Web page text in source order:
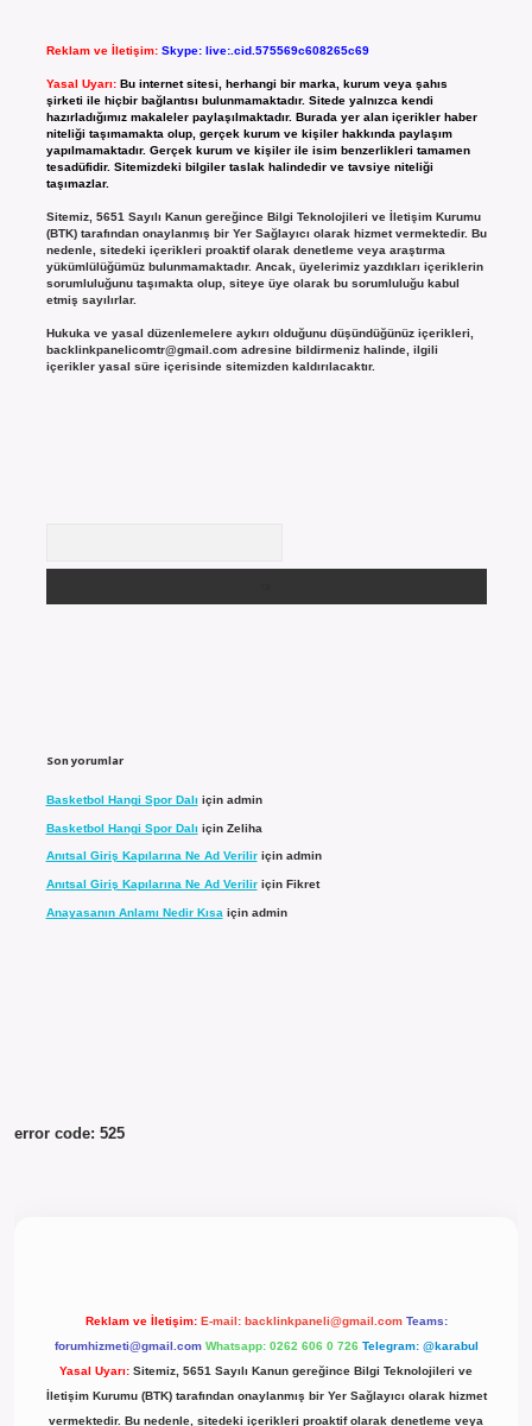
Reklam ve İletişim: Skype: live:.cid.575569c608265c69
Yasal Uyarı: Bu internet sitesi, herhangi bir marka, kurum veya şahıs
şirketi ile hiçbir bağlantısı bulunmamaktadır. Sitede yalnızca kendi
hazırladığımız makaleler paylaşılmaktadır. Burada yer alan içerikler haber
niteliği taşımamakta olup, gerçek kurum ve kişiler hakkında paylaşım
yapılmamaktadır. Gerçek kurum ve kişiler ile isim benzerlikleri tamamen
tesadüfidir. Sitemizdeki bilgiler taslak halindedir ve tavsiye niteliği
taşımazlar.
Sitemiz, 5651 Sayılı Kanun gereğince Bilgi Teknolojileri ve İletişim Kurumu
(BTK) tarafından onaylanmış bir Yer Sağlayıcı olarak hizmet vermektedir. Bu
nedenle, sitedeki içerikleri proaktif olarak denetleme veya araştırma
yükümlülüğümüz bulunmamaktadır. Ancak, üyelerimiz yazdıkları içeriklerin
sorumluluğunu taşımakta olup, siteye üye olarak bu sorumluluğu kabul
etmiş sayılırlar.
Hukuka ve yasal düzenlemelere aykırı olduğunu düşündüğünüz içerikleri,
backlinkpanelicomtr@gmail.comadresine bildirmeniz halinde, ilgili
içerikler yasal süre içerisinde sitemizden kaldırılacaktır.
Son yorumlar
Basketbol Hangi Spor Dalı için admin
Basketbol Hangi Spor Dalı için Zeliha
Anıtsal Giriş Kapılarına Ne Ad Veriliriçin admin
Anıtsal Giriş Kapılarına Ne Ad Veriliriçin Fikret
Anayasanın Anlamı Nedir Kısa için admin
error code: 525
Reklam ve İletişim: E-mail: backlinkpaneli@gmail.com Teams:
forumhizmeti@gmail.com Whatsapp: 0262 606 0 726 Telegram: @karabul
Yasal Uyarı: Sitemiz, 5651 Sayılı Kanun gereğince Bilgi Teknolojileri ve
İletişim Kurumu (BTK) tarafından onaylanmış bir Yer Sağlayıcı olarak hizmet
vermektedir. Bu nedenle, sitedeki içerikleri proaktif olarak denetleme veya